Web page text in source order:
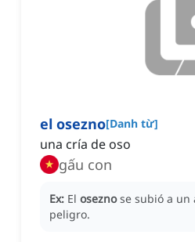
el osezno[Danh từ]
una cría de oso
gấu con
Ex: El osezno se subió a un
peligro.